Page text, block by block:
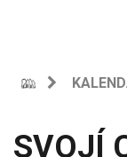
SVOJÍ